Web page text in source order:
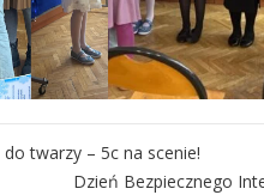
twarzy – 5c na scenie!
Dzień Bezpiecznego